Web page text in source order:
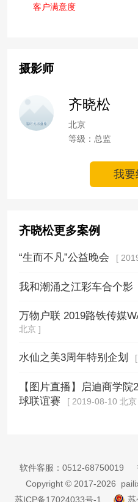
客户满意度
摄影师
齐晓松
北京
等级：总监
我要
齐晓松更多案例
“生而不凡”公益晚会 [
我和潮涌之江彩车合个影
万物户联 2019路铁传媒
北京 ]
水仙之美3周年特别企划
【图片直播】启迪商学院
球联谊赛
[ 2019-08-10 北京
软件客服： 0512-68750019
Copyright © 2017-2026
苏ICP备17024033号-1